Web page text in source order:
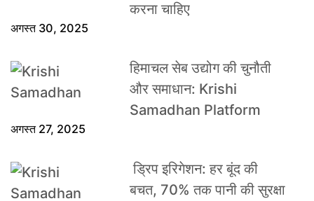
करना चाहिए
अगस्त 30, 2025
हिमाचल सेब उद्योग की चुनौती
और समाधान: Krishi
Samadhan Platform
अगस्त 27, 2025
ड्रिप इरिगेशन: हर बूंद की
बचत, 70% तक पानी की सुरक्षा